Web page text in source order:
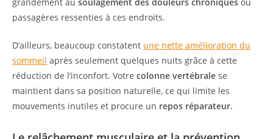
grandement au soulagement des douleurs chroniques ou
passagères ressenties à ces endroits.
D’ailleurs, beaucoup constatent une nette amélioration du
sommeil après seulement quelques nuits grâce à cette
réduction de l’inconfort. Votre colonne vertébrale se
maintient dans sa position naturelle, ce qui limite les
mouvements inutiles et procure un repos réparateur.